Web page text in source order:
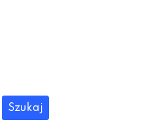
Szukaj